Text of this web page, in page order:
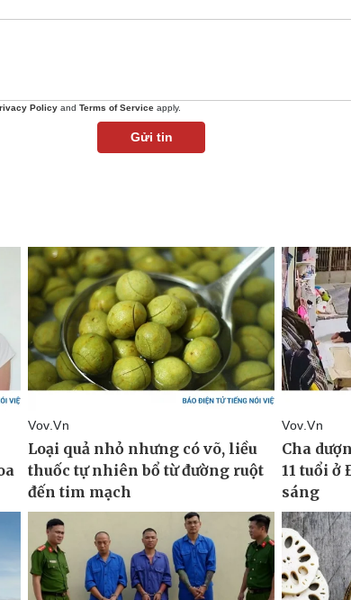
Policy and Terms of Service apply.
Gửi tin